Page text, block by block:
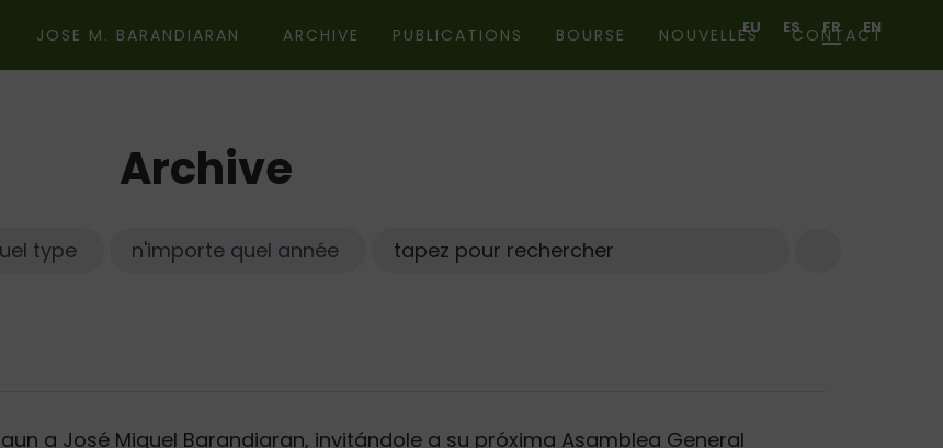
EU ES FR EN
JOSE M. BARANDIARAN ARCHIVE PUBLICATIONS BOURSE NOUVELLES CONTACT
Archive
Sujet
Type
Année Chercher
a José Miguel Barandiaran, invitándole a su próxima Asamblea General